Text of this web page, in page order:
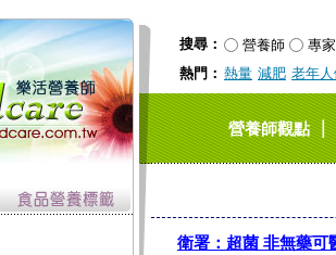
搜尋： 營養師
專家
熱門： 熱量 減肥 老年
營養師觀點｜
衛署：超菌 非無藥可